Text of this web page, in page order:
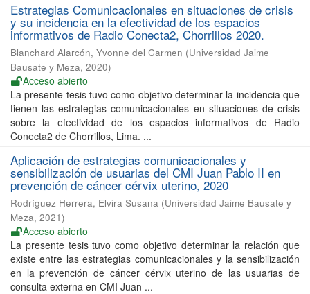
Estrategias Comunicacionales en situaciones de crisis
y su incidencia en la efectividad de los espacios
informativos de Radio Conecta2, Chorrillos 2020.
Blanchard Alarcón, Yvonne del Carmen (Universidad Jaime
Bausate y Meza, 2020)
Acceso abierto
La presente tesis tuvo como objetivo determinar la incidencia que
tienen las estrategias comunicacionales en situaciones de crisis
sobre la efectividad de los espacios informativos de Radio
Conecta2 de Chorrillos, Lima. ...
Aplicación de estrategias comunicacionales y
sensibilización de usuarias del CMI Juan Pablo II en
prevención de cáncer cérvix uterino, 2020
Rodríguez Herrera, Elvira Susana (Universidad Jaime Bausate y
Meza, 2021)
Acceso abierto
La presente tesis tuvo como objetivo determinar la relación que
existe entre las estrategias comunicacionales y la sensibilización
en la prevención de cáncer cérvix uterino de las usuarias de
consulta externa en CMI Juan ...